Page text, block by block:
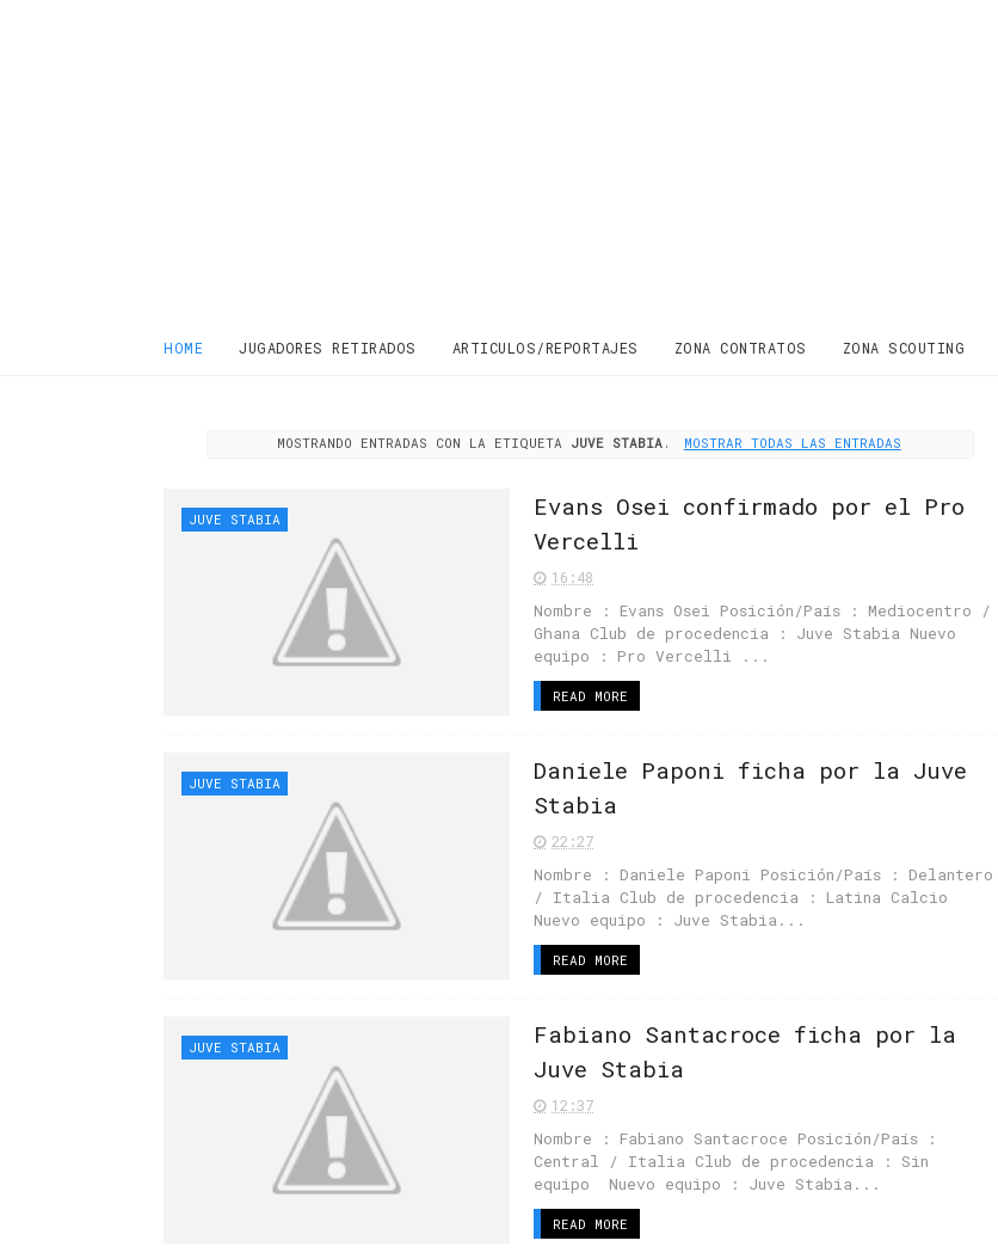
HOME JUGADORES RETIRADOS ARTICULOS/REPORTAJES ZONA CONTRATOS ZONA SCOUTING
MOSTRANDO ENTRADAS CON LA ETIQUETA JUVE STABIA . MOSTRAR TODAS LAS ENTRADAS
JUVE STABIA
Evans Osei confirmado por el Pro
Vercelli
16:48
Nombre : Evans Osei Posición/País : Mediocentro /
Ghana Club de procedencia : Juve Stabia Nuevo
equipo : Pro Vercelli ...
READ MORE
JUVE STABIA
Daniele Paponi ficha por la Juve
Stabia
22:27
Nombre : Daniele Paponi Posición/País : Delantero
/ Italia Club de procedencia : Latina Calcio
Nuevo equipo : Juve Stabia...
READ MORE
JUVE STABIA
Fabiano Santacroce ficha por la
Juve Stabia
12:37
Nombre : Fabiano Santacroce Posición/País :
Central / Italia Club de procedencia : Sin
equipo Nuevo equipo : Juve Stabia...
READ MORE